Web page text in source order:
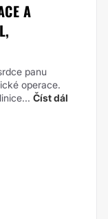
A
panu
operace.
Číst dál